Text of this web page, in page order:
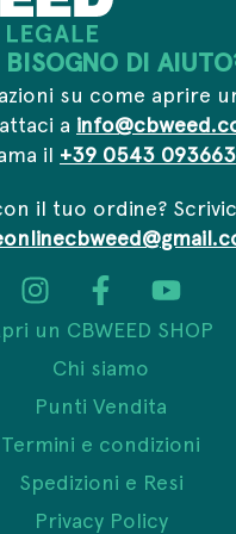
un CBWEED SHOP
Chi siamo
Punti Vendita
Termini e condizioni
Spedizioni e Resi
Privacy Policy
DI
su come aprire
a
il +39 0543 093663
il tuo ordine?